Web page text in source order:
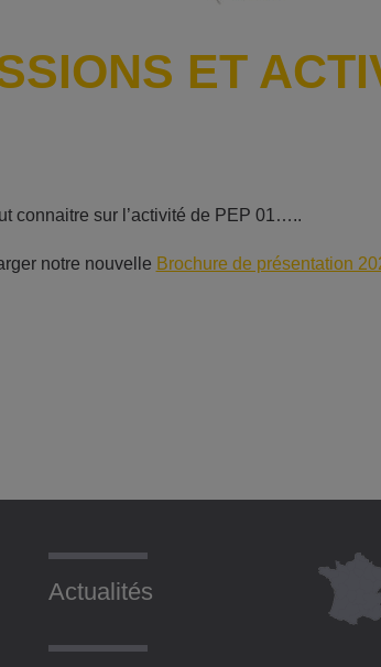
ET
connaitre sur l’activité de PEP 01…..
notre nouvelle Brochure de présentation
Actualités